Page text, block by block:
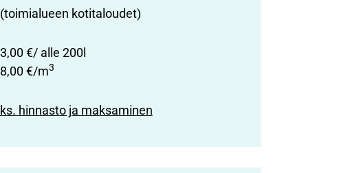
(toimialueen kotitaloudet)
3,00 €/ alle 200l
8,00 €/m3
ks. hinnasto ja maksaminen